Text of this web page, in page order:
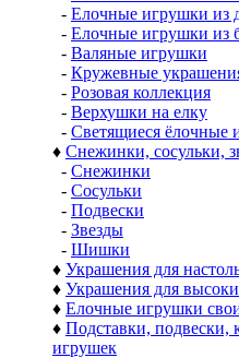
- Елочные игрушки из
- Елочные игрушки из
- Валяные игрушки
- Кружевные
- Розовая коллекция
- Верхушки на елку
- Светящиеся ёлочные
♦ Снежинки, сосульки,
- Снежинки
- Сосульки
- Подвески
- Звезды
- Шишки
♦ Украшения для
♦ Украшения для
♦ Елочные игрушки
♦ Подставки, подвески,
игрушек